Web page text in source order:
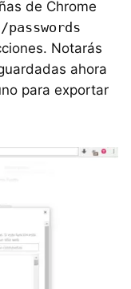
de Chrome
Notarás
ahora
para exportar